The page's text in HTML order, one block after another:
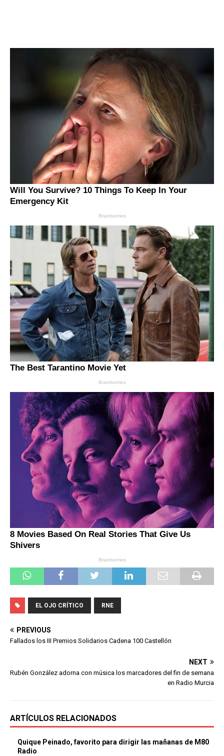
EL OJO CRÍTICO RNE
PREVIOUS
Fallados los III Premios Solidarios Cadena 100 Castellón
NEXT
Rubén González adorna con música los marcadores del fin de semana
en Radio Murcia
ARTÍCULOS RELACIONADOS
Quique Peinado, favorito para dirigir las mañanas de M80
Radio